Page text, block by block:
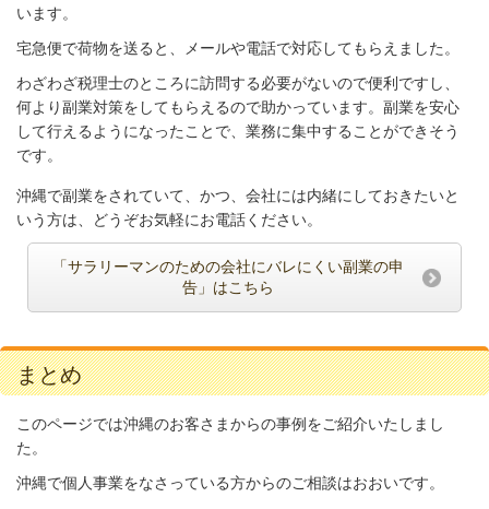
います。
宅急便で荷物を送ると、メールや電話で対応してもらえました。
わざわざ税理士のところに訪問する必要がないので便利ですし、
何より副業対策をしてもらえるので助かっています。副業を安心
して行えるようになったことで、業務に集中することができそう
です。
沖縄で副業をされていて、かつ、会社には内緒にしておきたいと
いう方は、どうぞお気軽にお電話ください。
「サラリーマンのための会社にバレにくい副業の申
告」はこちら
まとめ
このページでは沖縄のお客さまからの事例をご紹介いたしまし
た。
沖縄で個人事業をなさっている方からのご相談はおおいです。